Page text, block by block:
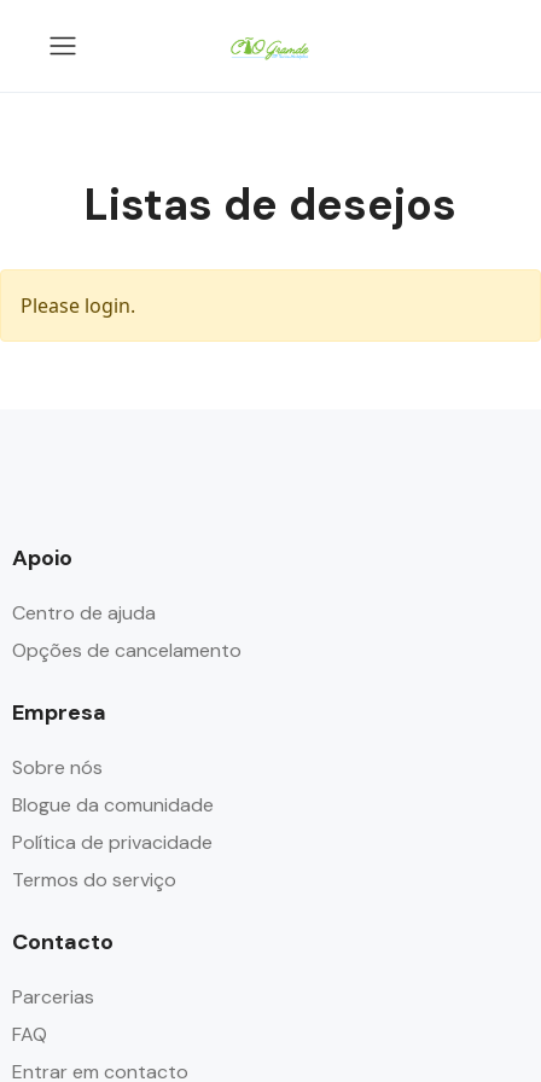
Listas de desejos
Please login.
Apoio
Centro de ajuda
Opções de cancelamento
Empresa
Sobre nós
Blogue da comunidade
Política de privacidade
Termos do serviço
Contacto
Parcerias
FAQ
Entrar em contacto